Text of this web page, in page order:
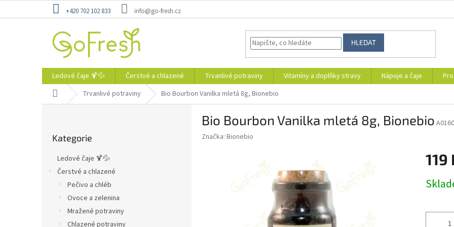
+420 702 102 833 info@go-fresh.cz
HLEDAT
Ledové čaje 🍹💦 Čerstvé a chlazené Trvanlivé potraviny Vitamíny a doplňky stravy Nápoje a čaje
Domů Trvanlivé potraviny Bio Bourbon Vanilka mletá 8g, Bionebio
kategorie
Kategorie
Ledové čaje 🍹💦
Čerstvé a chlazené
Pečivo a chléb
Ovoce a zelenina
Mražené potraviny
Chlazené potraviny
Bio Bourbon Vanilka mletá 8g, Bionebio
Značka: Bionebio
119
cena: